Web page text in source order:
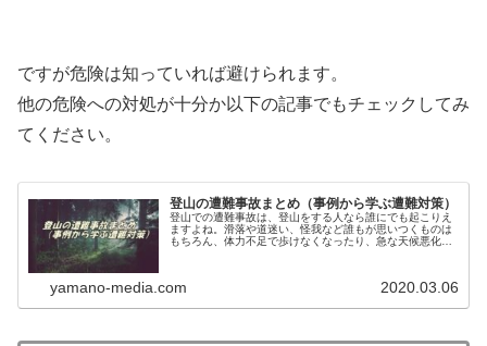
ですが危険は知っていれば避けられます。
他の危険への対処が十分か以下の記事でもチェックしてみ
てください。
登山の遭難事故まとめ（事例から学ぶ遭難対策）
登山での遭難事故は、登山をする人なら誰にでも起こりえ
ますよね。滑落や道迷い、怪我など誰もが思いつくものは
もちろん、体力不足で歩けなくなったり、急な天候悪化、
yamano-media.com 2020.03.06